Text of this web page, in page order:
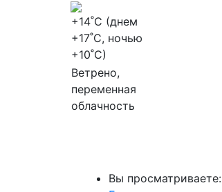
+14˚C (днем
+17˚C, ночью
+10˚C)
Ветрено,
переменная
облачность
Вы просматриваете: